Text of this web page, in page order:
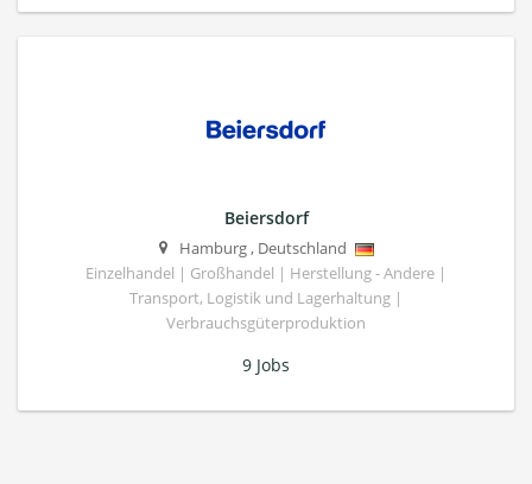
Beiersdorf
Hamburg, Deutschland
Einzelhandel | Großhandel | Herstellung - Andere |
Transport, Logistik und Lagerhaltung |
Verbrauchsgüterproduktion
9 Jobs